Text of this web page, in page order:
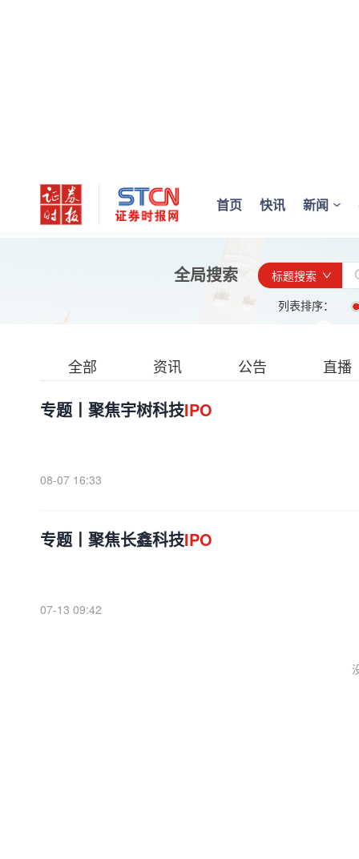
首页 快讯 新闻
全局搜索
标题搜索
列表排序：
全部 资讯 公告 直播
专题丨聚焦宇树科技IPO
08-07 16:33
专题丨聚焦长鑫科技IPO
07-13 09:42